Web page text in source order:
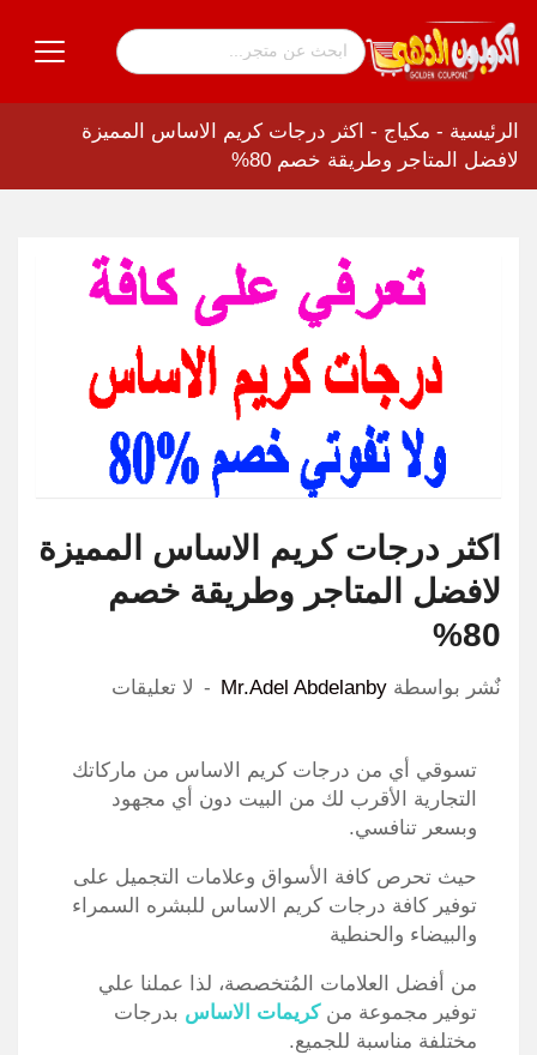
الرئيسية - مكياج - اكثر درجات كريم الاساس المميزة
لافضل المتاجر وطريقة خصم 80%
اكثر درجات كريم الاساس المميزة
لافضل المتاجر وطريقة خصم
80%
نٌشر بواسطة Mr.Adel Abdelanby لا تعليقات
تسوقي أي من درجات كريم الاساس من ماركاتك
التجارية الأقرب لك من البيت دون أي مجهود
وبسعر تنافسي.
حيث تحرص كافة الأسواق وعلامات التجميل على
توفير كافة درجات كريم الاساس للبشره السمراء
والبيضاء والحنطية
من أفضل العلامات المُتخصصة، لذا عملنا علي
توفير مجموعة منكريمات الاساس بدرجات
مختلفة مناسبة للجميع.